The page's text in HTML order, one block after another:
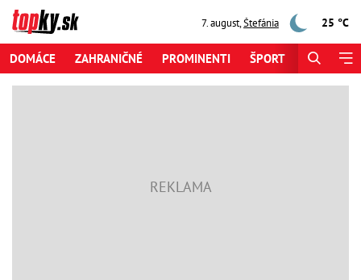
7. august,Štefánia 25 °C
DOMÁCE ZAHRANIČNÉ PROMINENTI ŠPORT